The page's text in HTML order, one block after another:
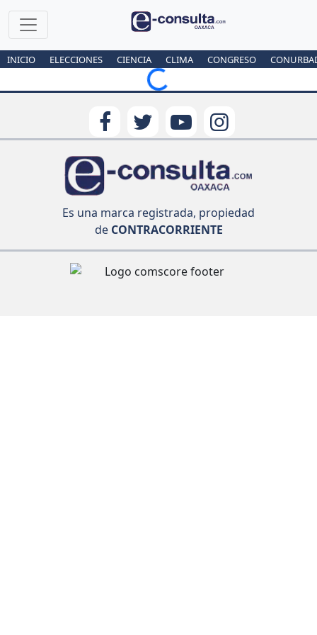
INICIO ELECCIONES CIENCIA CLIMA CONGRESO
Loading...
Es una marca registrada, propiedad
deCONTRACORRIENTE